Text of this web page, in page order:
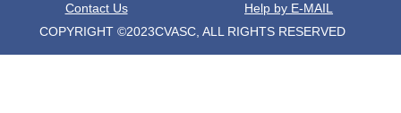
Contact Us
Help by E-MAIL
COPYRIGHT ©2023CVASC, ALL RIGHTS RESERVED